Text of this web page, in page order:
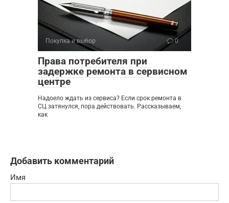
Покупка и выбор 0
Права потребителя при
задержке ремонта в сервисном
центре
Надоело ждать из сервиса? Если срок ремонта в
СЦ затянулся, пора действовать. Рассказываем,
как
Добавить комментарий
Имя